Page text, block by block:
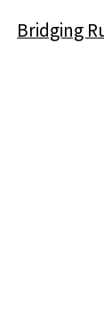
Bridging